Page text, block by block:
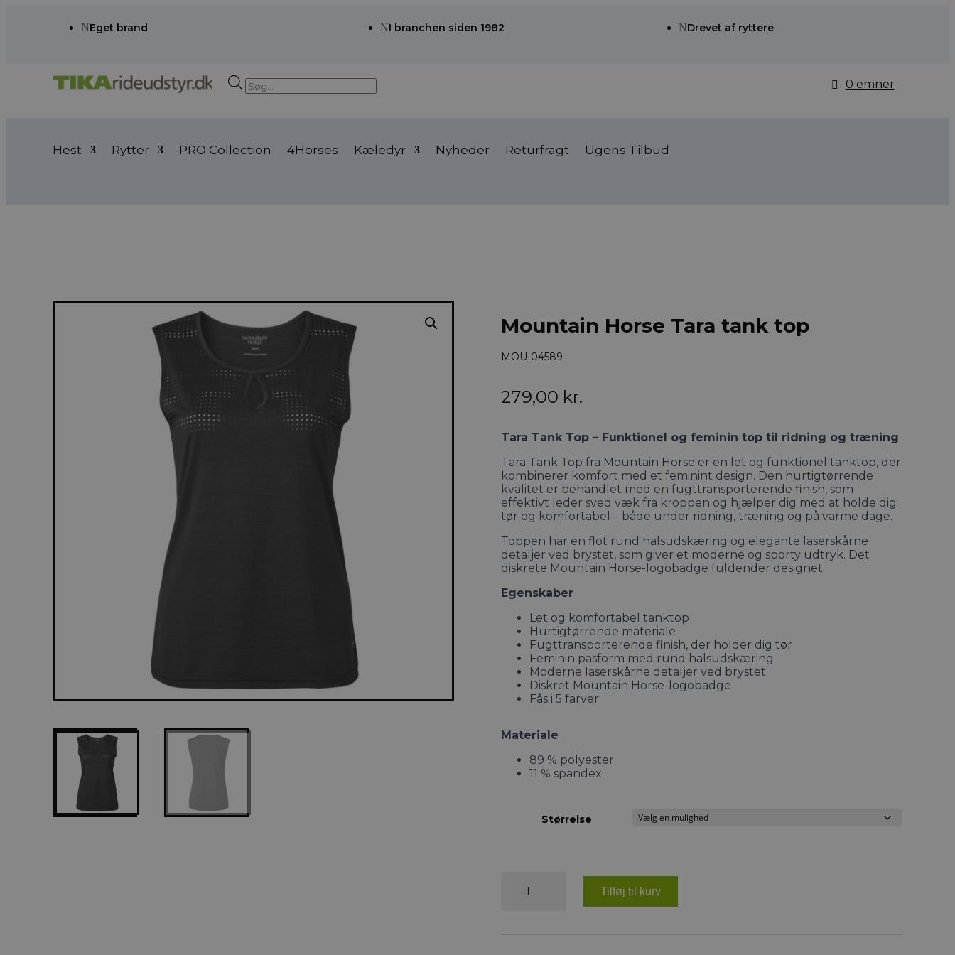
NEget brand NI branchen siden 1982 NDrevet af ryttere
Products
search
0 emner
Hest Rytter PRO Collection 4Horses Kæledyr Nyheder Returfragt Ugens Tilbud
Mountain Horse Tara tank top
MOU-04589
279,00 kr.
Tara Tank Top – Funktionel og feminin top til ridning og træning
Tara Tank Top fra Mountain Horse er en let og funktionel tanktop, der
kombinerer komfort med et feminint design. Den hurtigtørrende
kvalitet er behandlet med en fugttransporterende finish, som
effektivt leder sved væk fra kroppen og hjælper dig med at holde dig
tør og komfortabel – både under ridning, træning og på varme dage.
Toppen har en flot rund halsudskæring og elegante laserskårne
detaljer ved brystet, som giver et moderne og sporty udtryk. Det
diskrete Mountain Horse-logobadge fuldender designet.
Egenskaber
Let og komfortabel tanktop
Hurtigtørrende materiale
Fugttransporterende finish, der holder dig tør
Feminin pasform med rund halsudskæring
Moderne laserskårne detaljer ved brystet
Diskret Mountain Horse-logobadge
Fås i 5 farver
Materiale
89 % polyester
11 % spandex
Størrelse
Horse
Tilføj til kurv